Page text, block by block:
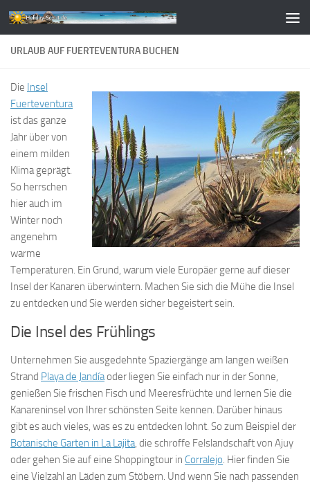
Zum Inhalt springen
URLAUB AUF FUERTEVENTURA BUCHEN
Die Insel
Fuerteventura
ist das ganze
Jahr über von
einem milden
Klima geprägt.
So herrschen
hier auch im
Winter noch
angenehm
warme
Temperaturen. Ein Grund, warum viele Europäer gerne auf dieser
Insel der Kanaren überwintern. Machen Sie sich die Mühe die Insel
zu entdecken und Sie werden sicher begeistert sein.
Die Insel des Frühlings
Unternehmen Sie ausgedehnte Spaziergänge am langen weißen
Strand Playa de Jandíaoder liegen Sie einfach nur in der Sonne,
genießen Sie frischen Fisch und Meeresfrüchte und lernen Sie die
Kanareninsel von Ihrer schönsten Seite kennen. Darüber hinaus
gibt es auch vieles, was es zu entdecken lohnt. So zum Beispiel der
Botanische Garten in La Lajita, die schroffe Felslandschaft von Ajuy
oder gehen Sie auf eine Shoppingtour in Corralejo. Hier finden Sie
eine Vielzahl an Läden zum Stöbern. Und wenn Sie nach passenden